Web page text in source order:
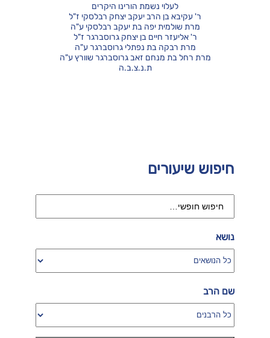
חיפוש שיעורים
נושא
שם הרב
לעלוי נשמת הורינו היקרים
ר' עקיבא בן הרב יעקב יצחק רבלסקי ז"ל
מרת שולמית יפה בת יעקב רבלסקי ע"ה
ר' אליעזר חיים בן יצחק גרוסברגר ז"ל
מרת רבקה בת נפתלי גרוסברגר ע"ה
מרת רחל בת מנחם זאב גרוסברגר שוורץ ע"ה
ת.נ.צ.ב.ה